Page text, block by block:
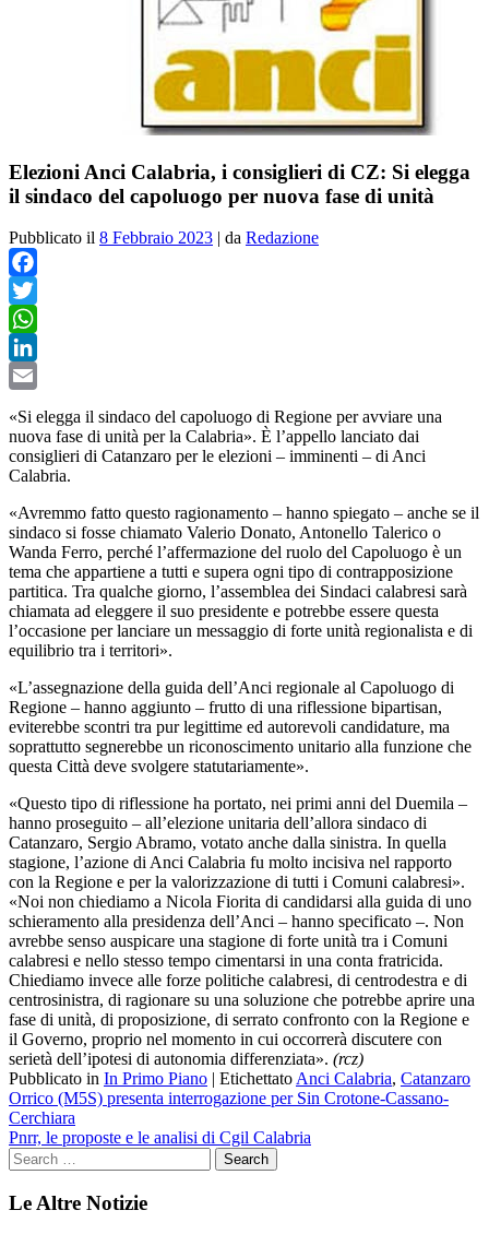
Elezioni Anci Calabria, i consiglieri di CZ: Si elegga
il sindaco del capoluogo per nuova fase di unità
Pubblicato il 8 Febbraio 2023 | da Redazione
Facebook
Twitter
WhatsApp
LinkedIn
«Si elegga il sindaco del capoluogo di Regione per avviare una
nuova fase di unità per la Calabria». È l’appello lanciato dai
consiglieri di Catanzaro per le elezioni – imminenti – di Anci
Calabria.
«Avremmo fatto questo ragionamento – hanno spiegato – anche se il
sindaco si fosse chiamato Valerio Donato, Antonello Talerico o
Wanda Ferro, perché l’affermazione del ruolo del Capoluogo è un
tema che appartiene a tutti e supera ogni tipo di contrapposizione
partitica. Tra qualche giorno, l’assemblea dei Sindaci calabresi sarà
chiamata ad eleggere il suo presidente e potrebbe essere questa
l’occasione per lanciare un messaggio di forte unità regionalista e di
equilibrio tra i territori».
«L’assegnazione della guida dell’Anci regionale al Capoluogo di
Regione – hanno aggiunto – frutto di una riflessione bipartisan,
eviterebbe scontri tra pur legittime ed autorevoli candidature, ma
soprattutto segnerebbe un riconoscimento unitario alla funzione che
questa Città deve svolgere statutariamente».
«Questo tipo di riflessione ha portato, nei primi anni del Duemila –
hanno proseguito – all’elezione unitaria dell’allora sindaco di
Catanzaro, Sergio Abramo, votato anche dalla sinistra. In quella
stagione, l’azione di Anci Calabria fu molto incisiva nel rapporto
con la Regione e per la valorizzazione di tutti i Comuni calabresi».
«Noi non chiediamo a Nicola Fiorita di candidarsi alla guida di uno
schieramento alla presidenza dell’Anci – hanno specificato –. Non
avrebbe senso auspicare una stagione di forte unità tra i Comuni
calabresi e nello stesso tempo cimentarsi in una conta fratricida.
Chiediamo invece alle forze politiche calabresi, di centrodestra e di
centrosinistra, di ragionare su una soluzione che potrebbe aprire una
fase di unità, di proposizione, di serrato confronto con la Regione e
il Governo, proprio nel momento in cui occorrerà discutere con
serietà dell’ipotesi di autonomia differenziata». (rcz)
Pubblicato in In Primo Piano | EtichettatoAnci Calabria, Catanzaro
Navigazione
articoli
Orrico (M5S) presenta interrogazione per Sin Crotone-Cassano-
Cerchiara
Pnrr, le proposte e le analisi di Cgil Calabria
Le Altre Notizie